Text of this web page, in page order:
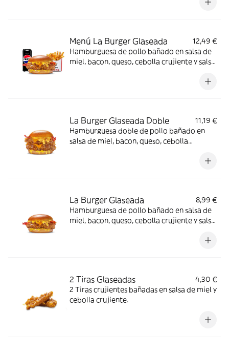
Menú La Burger Glaseada
12,49 €
Hamburguesa de pollo bañado en salsa de
miel, bacon, queso, cebolla crujiente y salsa
La Burger Glaseada Doble
11,19 €
Hamburguesa doble de pollo bañado en
salsa de miel, bacon, queso, cebolla
La Burger Glaseada
8,99 €
Hamburguesa de pollo bañado en salsa de
miel, bacon, queso, cebolla crujiente y salsa
2 Tiras Glaseadas
4,30 €
2 Tiras crujientes bañadas en salsa de miel y
cebolla crujiente.